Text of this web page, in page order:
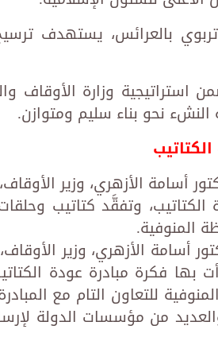
بالعرائس، يستهدف
استراتيجية وزارة الأوقاف
النشء نحو بناء سليم ومتوازن.
أسامة الأزهري، وزير
الكتاتيب، وتفقَّد كتاتيب
المنوفية.
أسامة الأزهري، وزير
بها فكرة مبادرة عودة
للتعاون التام مع
من مؤسسات الدولة